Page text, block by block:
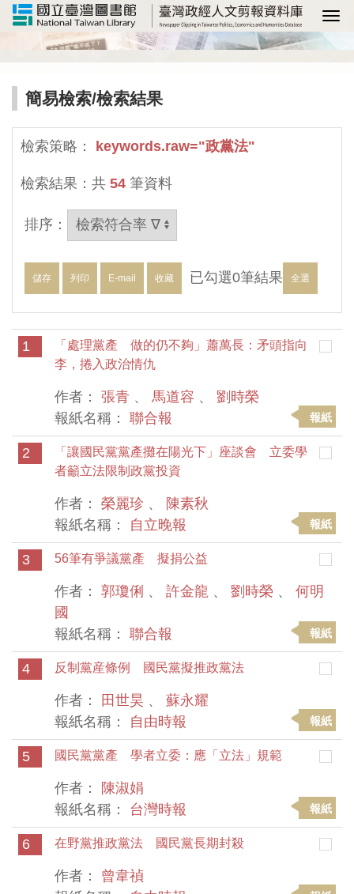
選
簡易檢索/檢索結果
檢索策略： keywords.raw="政黨法"
檢索結果：共 54 筆資料
排序：
儲存 列印 E-mail 收藏 已勾選0筆結果 全選
1
「處理黨產 做的仍不夠」蕭萬長：矛頭指向
李，捲入政治情仇
作者： 張青 、 馬道容 、 劉時榮
報紙名稱： 聯合報 報紙
2
「讓國民黨黨產攤在陽光下」座談會 立委學
者籲立法限制政黨投資
作者： 榮麗珍 、
陳素秋
報紙名稱： 自立晚報 報紙
3 56筆有爭議黨產 擬捐公益
作者： 郭瓊俐 、 許金龍 、 劉時榮 、 何明
國
報紙名稱： 聯合報 報紙
4 反制黨産條例 國民黨擬推政黨法
作者： 田世昊 、 蘇永耀
報紙名稱： 自由時報 報紙
5 國民黨黨產 學者立委：應「立法」規範
作者：
陳淑娟
報紙名稱： 台灣時報 報紙
6 在野黨推政黨法 國民黨長期封殺
作者： 曾韋禎